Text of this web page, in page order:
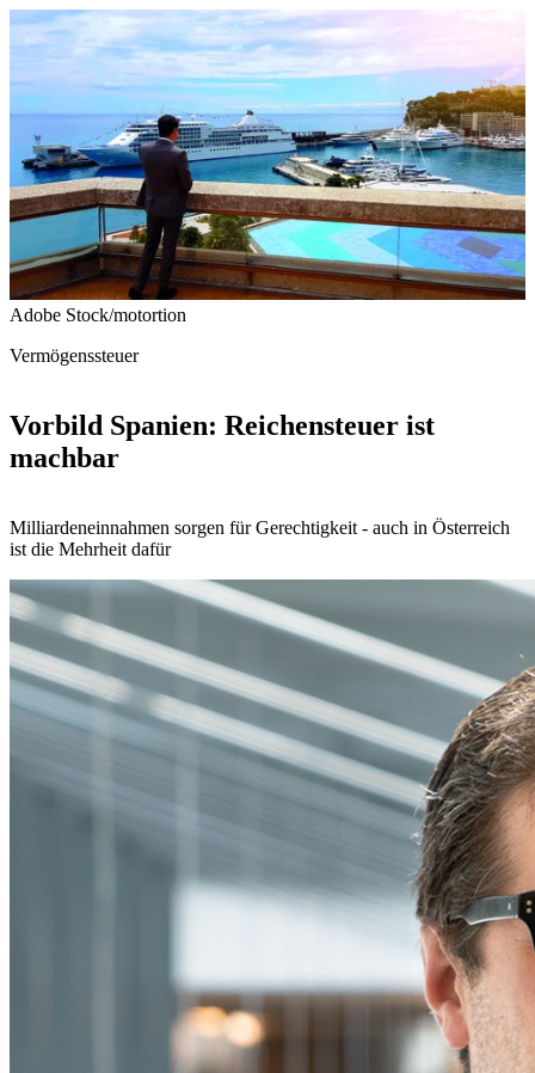
Adobe Stock/motortion
Vermögenssteuer
Vorbild Spanien: Reichensteuer ist
machbar
Milliardeneinnahmen sorgen für Gerechtigkeit - auch in Österreich
ist die Mehrheit dafür